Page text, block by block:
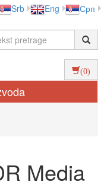
Srb Eng Срп
(0)
Media